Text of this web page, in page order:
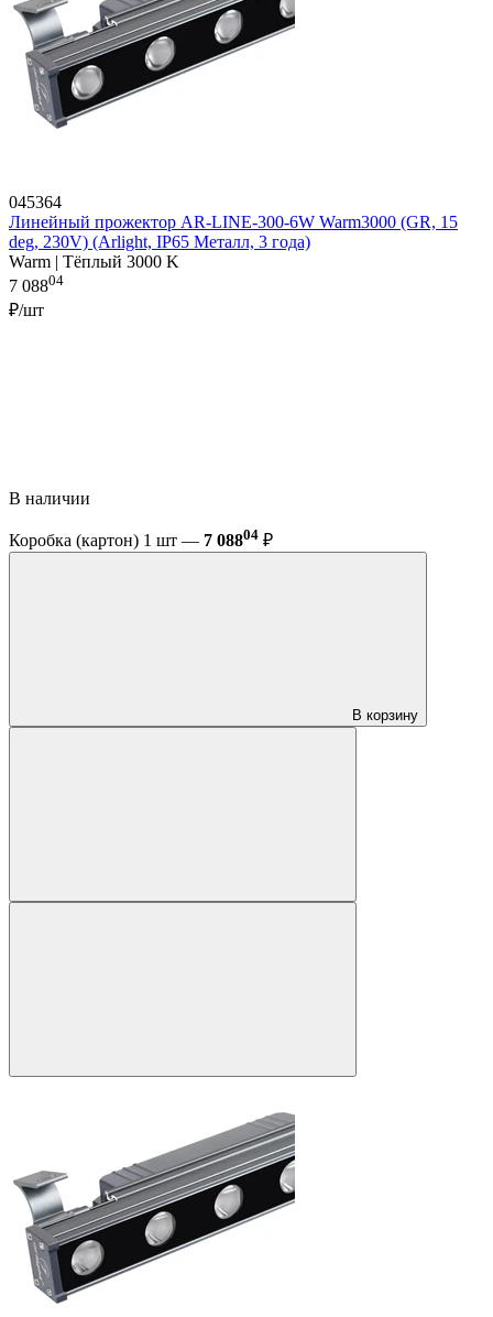
045364
Линейный прожектор AR-LINE-300-6W Warm3000 (GR, 15
deg, 230V) (Arlight, IP65 Металл, 3 года)
Warm | Тёплый 3000 K
7 08804
₽/шт
В наличии
Коробка (картон) 1 шт — 7 08804 ₽
В корзину